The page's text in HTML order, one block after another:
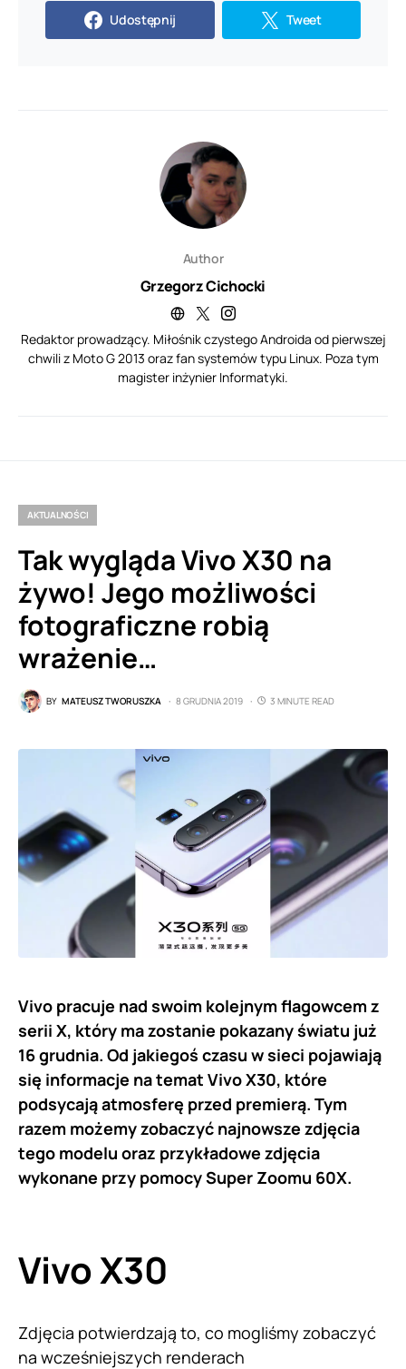
Udostępnij Tweet
Author
Grzegorz Cichocki
Redaktor prowadzący. Miłośnik czystego Androida od pierwszej
chwili z Moto G 2013 oraz fan systemów typu Linux. Poza tym
magister inżynier Informatyki.
AKTUALNOŚCI
Tak wygląda Vivo X30 na
żywo! Jego możliwości
fotograficzne robią
wrażenie…
BY MATEUSZ TWORUSZKA 8 GRUDNIA 2019 3 MINUTE READ
Vivo pracuje nad swoim kolejnym flagowcem z
serii X, który ma zostanie pokazany światu już
16 grudnia. Od jakiegoś czasu w sieci pojawiają
się informacje na temat Vivo X30, które
podsycają atmosferę przed premierą. Tym
razem możemy zobaczyć najnowsze zdjęcia
tego modelu oraz przykładowe zdjęcia
wykonane przy pomocy Super Zoomu 60X.
Vivo X30
Zdjęcia potwierdzają to, co mogliśmy zobaczyć
na wcześniejszych renderach